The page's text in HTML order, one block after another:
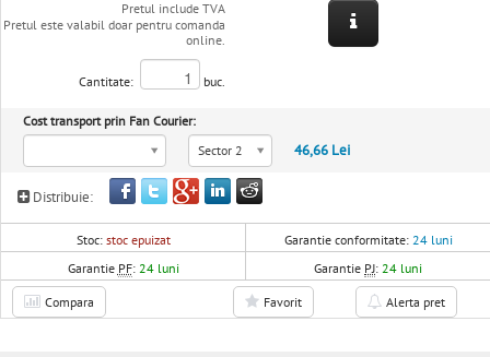
Pretul include TVA
Pretul este valabil doar pentru comanda
online.
Cantitate: buc.
Cost transport prin Fan Courier:
Sector 2
46,66 Lei
Distribuie:
Stoc: stoc epuizat Garantie conformitate: 24 luni
Garantie PF: 24 luni Garantie PJ:24 luni
Compara Favorit Alerta pret